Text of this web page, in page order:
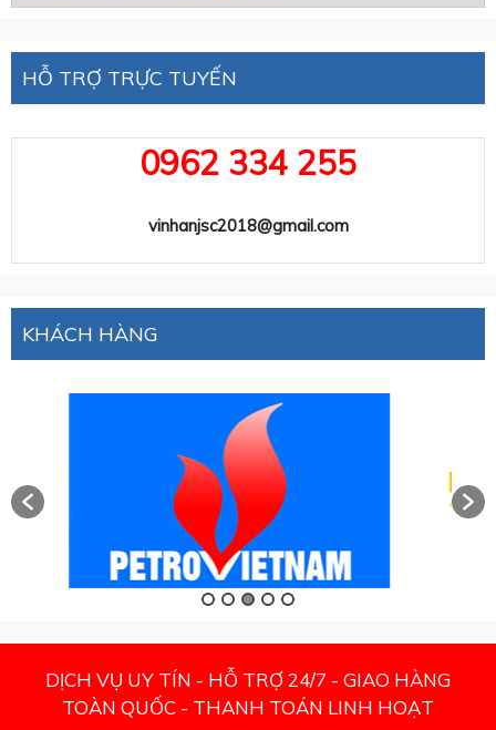
HỖ TRỢ TRỰC TUYẾN
0962 334 255
vinhanjsc2018@gmail.com
KHÁCH HÀNG
DỊCH VỤ UY TÍN - HỖ TRỢ 24/7 - GIAO HÀNG
TOÀN QUỐC - THANH TOÁN LINH HOẠT